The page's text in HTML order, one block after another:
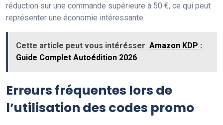
réduction sur une commande supérieure à 50 €, ce qui peut
représenter une économie intéressante.
Cette article peut vous intérésser Amazon KDP :
Guide Complet Autoédition 2026
Erreurs fréquentes lors de
l’utilisation des codes promo